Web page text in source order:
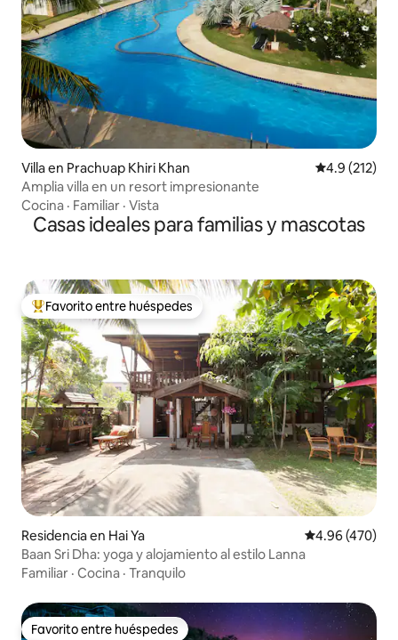
Villa en Prachuap Khiri Khan Calificación
4.9 (212)
Amplia villa en un resort impresionante
Cocina · Familiar · Vista
Casas ideales para familias y mascotas
De los mejores en Favorito entre huéspedes
Favorito entre huéspedes
Residencia en Hai Ya Calificación
4.96 (470)
Baan Sri Dha: yoga y alojamiento al estilo Lanna
Familiar · Cocina · Tranquilo
Favorito entre huéspedes